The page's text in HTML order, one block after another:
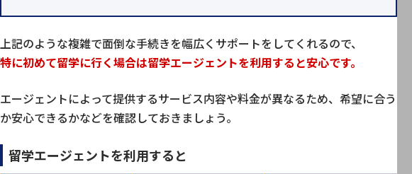
上記のような複雑で面倒な手続きを幅広くサポートをしてくれるので、
特に初めて留学に行く場合は留学エージェントを利用すると安心です。
エージェントによって提供するサービス内容や料金が異なるため、希望に合う
か安心できるかなどを確認しておきましょう。
留学エージェントを利用すると